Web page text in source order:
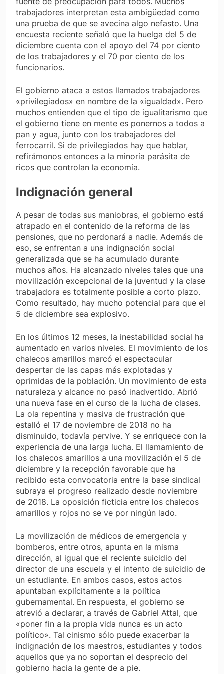
trabajadores interpretan esta ambigüedad como
una prueba de que se avecina algo nefasto. Una
encuesta reciente señaló que la huelga del 5 de
diciembre cuenta con el apoyo del 74 por ciento
de los trabajadores y el 70 por ciento de los
funcionarios.
El gobierno ataca a estos llamados trabajadores
«privilegiados» en nombre de la «igualdad». Pero
muchos entienden que el tipo de igualitarismo que
el gobierno tiene en mente es ponernos a todos a
pan y agua, junto con los trabajadores del
ferrocarril. Si de privilegiados hay que hablar,
refirámonos entonces a la minoría parásita de
ricos que controlan la economía.
Indignación general
A pesar de todas sus maniobras, el gobierno está
atrapado en el contenido de la reforma de las
pensiones, que no perdonará a nadie. Además de
eso, se enfrentan a una indignación social
generalizada que se ha acumulado durante
muchos años. Ha alcanzado niveles tales que una
movilización excepcional de la juventud y la clase
trabajadora es totalmente posible a corto plazo.
Como resultado, hay mucho potencial para que el
5 de diciembre sea explosivo.
En los últimos 12 meses, la inestabilidad social ha
aumentado en varios niveles. El movimiento de los
chalecos amarillos marcó el espectacular
despertar de las capas más explotadas y
oprimidas de la población. Un movimiento de esta
naturaleza y alcance no pasó inadvertido. Abrió
una nueva fase en el curso de la lucha de clases.
La ola repentina y masiva de frustración que
estalló el 17 de noviembre de 2018 no ha
disminuido, todavía pervive. Y se enriquece con la
experiencia de una larga lucha. El llamamiento de
los chalecos amarillos a una movilización el 5 de
diciembre y la recepción favorable que ha
recibido esta convocatoria entre la base sindical
subraya el progreso realizado desde noviembre
de 2018. La oposición ficticia entre los chalecos
amarillos y rojos no se ve por ningún lado.
La movilización de médicos de emergencia y
bomberos, entre otros, apunta en la misma
dirección, al igual que el reciente suicidio del
director de una escuela y el intento de suicidio de
un estudiante. En ambos casos, estos actos
apuntaban explícitamente a la política
gubernamental. En respuesta, el gobierno se
atrevió a declarar, a través de Gabriel Attal, que
«poner fin a la propia vida nunca es un acto
político». Tal cinismo sólo puede exacerbar la
indignación de los maestros, estudiantes y todos
aquellos que ya no soportan el desprecio del
gobierno hacia la gente de a pie.